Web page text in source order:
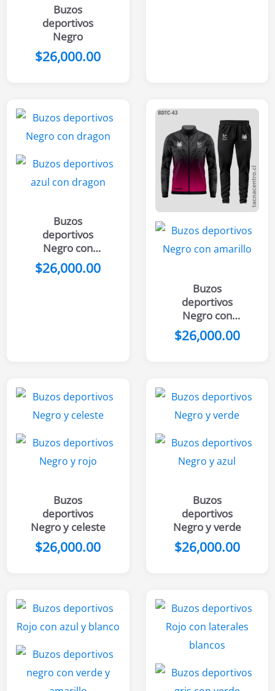
Buzos
deportivos
Negro
$26,000.00
Buzos
deportivos
Negro con
dragon
$26,000.00
Buzos
deportivos
Negro con
rosado
$26,000.00
Buzos
deportivos
Negro y celeste
$26,000.00
Buzos
deportivos
Negro y verde
$26,000.00